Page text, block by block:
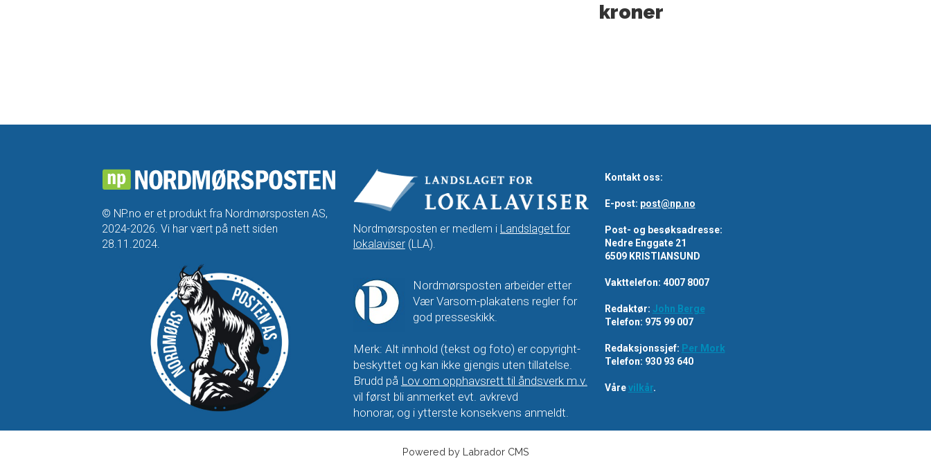
kroner
© NP.no er et produkt fra Nordmørsposten AS,
2024-2026. Vi har vært på nett siden
28.11.2024.
Nordmørsposten er medlem i Landslaget for
lokalaviser(LLA).
Nordmørsposten arbeider etter
Vær Varsom-plakatens regler for
god presseskikk.
Merk: Alt innhold (tekst og foto) er copyright-
beskyttet og kan ikke gjengis uten tillatelse.
Brudd på Lov om opphavsrett til åndsverk m.v.
vil først bli anmerket evt. avkrevd
honorar, og i ytterste konsekvens anmeldt.
Kontakt oss:
E-post: post@np.no
Post- og besøksadresse:
Nedre Enggate 21
6509 KRISTIANSUND
Vakttelefon: 4007 8007
Redaktør: John Berge
Telefon: 975 99 007
Redaksjonssjef: Per Mork
Telefon: 930 93 640
Vårevilkår.
Powered by Labrador CMS